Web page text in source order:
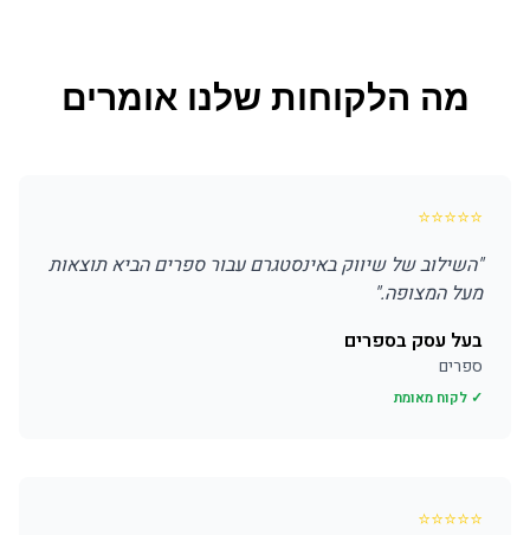
מה הלקוחות שלנו אומרים
⭐
⭐
⭐
⭐
⭐
"השילוב של שיווק באינסטגרם עבור ספרים הביא תוצאות
מעל המצופה."
בעל עסק בספרים
ספרים
✓ לקוח מאומת
⭐
⭐
⭐
⭐
⭐